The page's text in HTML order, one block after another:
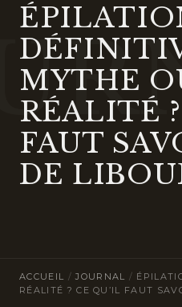
MYTHE
RÉALITÉ
FAUT
DE
ACCUEIL / JOURNAL /
RÉALITÉ ? CE QU’IL FAUT